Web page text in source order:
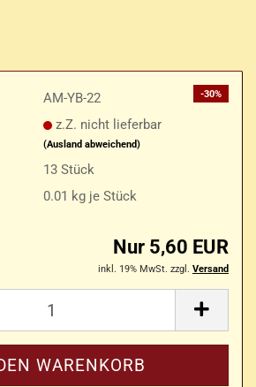
-30%
AM-YB-22
z.Z. nicht lieferbar
(Ausland abweichend)
13 Stück
0.01 kg je Stück
Nur 5,60 EUR
inkl. 19% MwSt. zzgl. Versand